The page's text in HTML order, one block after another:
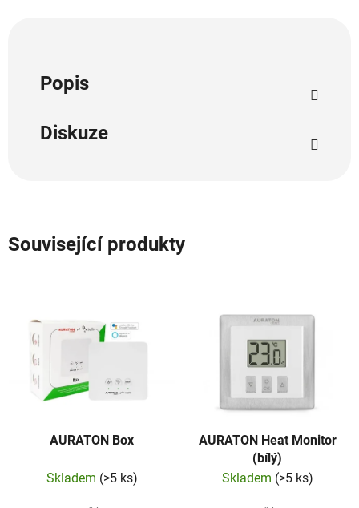
Popis
Diskuze
Související produkty
AURATON Box
Skladem (>5 ks)
AURATON Heat Monitor
(bílý)
Skladem (>5 ks)